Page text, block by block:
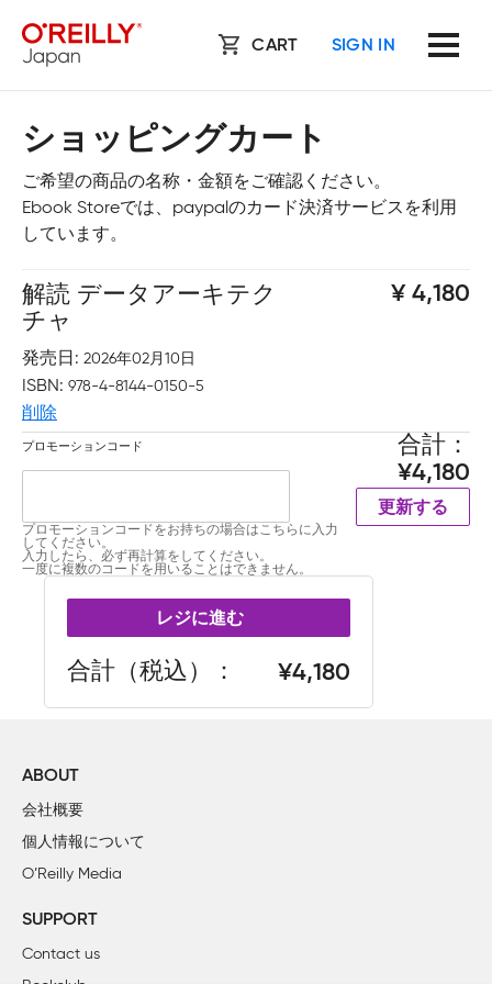
CART SIGN IN
ショッピングカート
ご希望の商品の名称・金額をご確認ください。
Ebook Storeでは、paypalのカード決済サービスを利用
しています。
解読 データアーキテク
チャ
発売日 2026年02月10日
ISBN 978-4-8144-0150-5
削除
4,180
プロモーションコード
プロモーションコードをお持ちの場合はこちらに入力
してください。
入力したら、必ず再計算をしてください。
一度に複数のコードを用いることはできません。
合計
4,180
更新する
レジに進む
合計（税込） 4,180
ABOUT
会社概要
個人情報について
O’Reilly Media
SUPPORT
Contact us